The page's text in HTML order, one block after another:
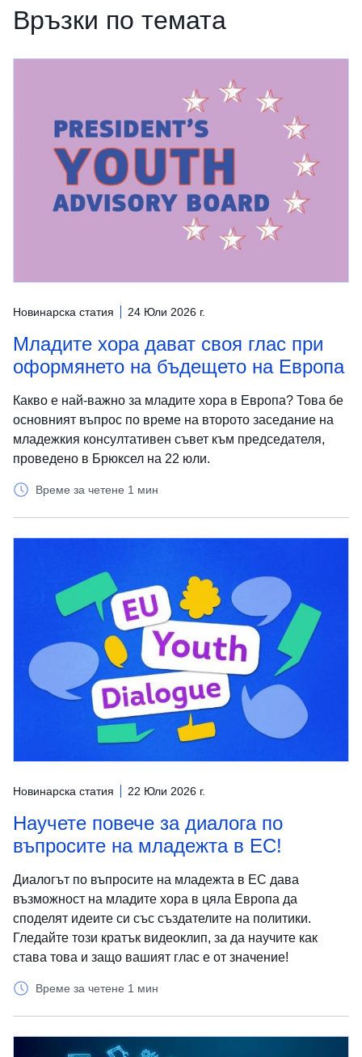
Връзки по темата
Новинарска статия 24 Юли 2026 г.
Младите хора дават своя глас при
оформянето на бъдещето на Европа
Какво е най-важно за младите хора в Европа? Това бе
основният въпрос по време на второто заседание на
младежкия консултативен съвет към председателя,
проведено в Брюксел на 22 юли.
Време за четене 1 мин
Новинарска статия 22 Юли 2026 г.
Научете повече за диалога по
въпросите на младежта в ЕС!
Диалогът по въпросите на младежта в ЕС дава
възможност на младите хора в цяла Европа да
споделят идеите си със създателите на политики.
Гледайте този кратък видеоклип, за да научите как
става това и защо вашият глас е от значение!
Време за четене 1 мин